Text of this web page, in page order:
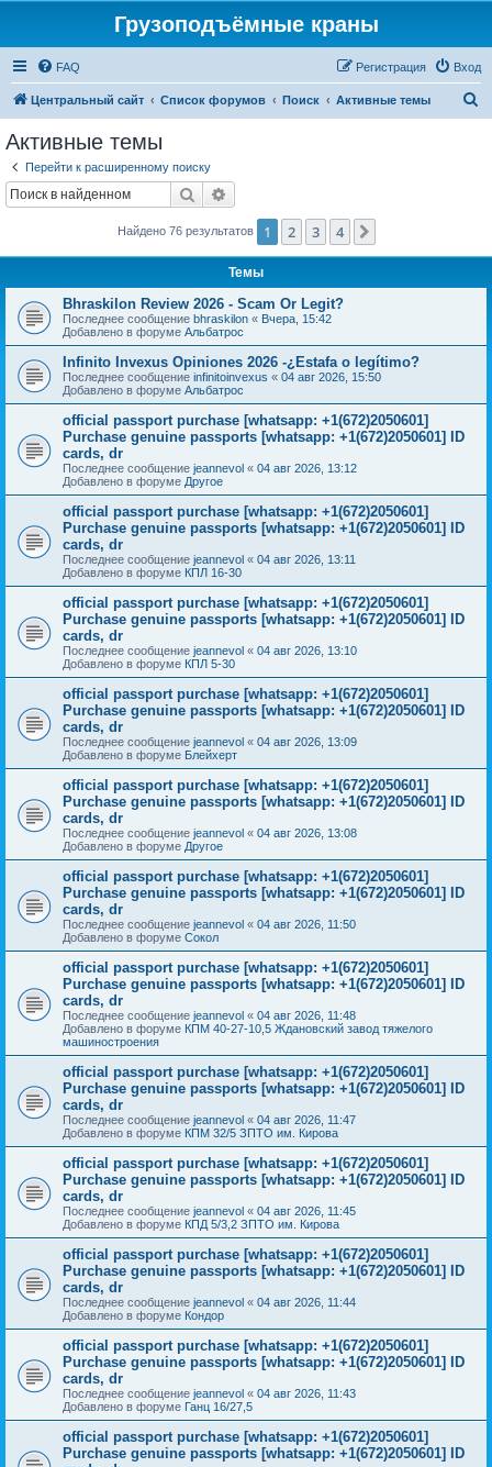
Грузоподъёмные краны
FAQ Вход
Регистрация
Центральный сайт Список форумов Поиск Активные темы
Активные темы
Перейти к расширенному поиску
Поиск
Найдено 76 результатов 1 2 3 4
Темы
Bhraskilon Review 2026 - Scam Or Legit?
Последнее сообщение bhraskilon « Вчера, 15:42
Добавлено в форуме Альбатрос
Infinito Invexus Opiniones 2026 -¿Estafa o legítimo?
Последнее сообщение infinitoinvexus « 04 авг 2026, 15:50
Добавлено в форуме Альбатрос
official passport purchase [whatsapp: +1(672)2050601]
Purchase genuine passports [whatsapp: +1(672)2050601] ID
cards, dr
Последнее сообщение jeannevol « 04 авг 2026, 13:12
Добавлено в форуме Другое
official passport purchase [whatsapp: +1(672)2050601]
Purchase genuine passports [whatsapp: +1(672)2050601] ID
cards, dr
Последнее сообщение jeannevol « 04 авг 2026, 13:11
Добавлено в форуме КПЛ 16-30
official passport purchase [whatsapp: +1(672)2050601]
Purchase genuine passports [whatsapp: +1(672)2050601] ID
cards, dr
Последнее сообщение jeannevol « 04 авг 2026, 13:10
Добавлено в форуме КПЛ 5-30
official passport purchase [whatsapp: +1(672)2050601]
Purchase genuine passports [whatsapp: +1(672)2050601] ID
cards, dr
Последнее сообщение jeannevol « 04 авг 2026, 13:09
Добавлено в форуме Блейхерт
official passport purchase [whatsapp: +1(672)2050601]
Purchase genuine passports [whatsapp: +1(672)2050601] ID
cards, dr
Последнее сообщение jeannevol « 04 авг 2026, 13:08
Добавлено в форуме Другое
official passport purchase [whatsapp: +1(672)2050601]
Purchase genuine passports [whatsapp: +1(672)2050601] ID
cards, dr
Последнее сообщение jeannevol « 04 авг 2026, 11:50
Добавлено в форуме Сокол
official passport purchase [whatsapp: +1(672)2050601]
Purchase genuine passports [whatsapp: +1(672)2050601] ID
cards, dr
Последнее сообщение jeannevol « 04 авг 2026, 11:48
Добавлено в форуме КПМ 40-27-10,5 Ждановский завод тяжелого
машиностроения
official passport purchase [whatsapp: +1(672)2050601]
Purchase genuine passports [whatsapp: +1(672)2050601] ID
cards, dr
Последнее сообщение jeannevol « 04 авг 2026, 11:47
Добавлено в форуме КПМ 32/5 ЗПТО им. Кирова
official passport purchase [whatsapp: +1(672)2050601]
Purchase genuine passports [whatsapp: +1(672)2050601] ID
cards, dr
Последнее сообщение jeannevol « 04 авг 2026, 11:45
Добавлено в форуме КПД 5/3,2 ЗПТО им. Кирова
official passport purchase [whatsapp: +1(672)2050601]
Purchase genuine passports [whatsapp: +1(672)2050601] ID
cards, dr
Последнее сообщение jeannevol « 04 авг 2026, 11:44
Добавлено в форуме Кондор
official passport purchase [whatsapp: +1(672)2050601]
Purchase genuine passports [whatsapp: +1(672)2050601] ID
cards, dr
Последнее сообщение jeannevol « 04 авг 2026, 11:43
Добавлено в форуме Ганц 16/27,5
official passport purchase [whatsapp: +1(672)2050601]
Purchase genuine passports [whatsapp: +1(672)2050601] ID